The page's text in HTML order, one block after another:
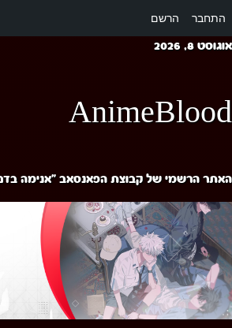
התחבר
הרשם
Skip
אוגוסט 8, 2026
AnimeBlood
האתר הרשמי של קבוצת הפאנסאב "אנימה